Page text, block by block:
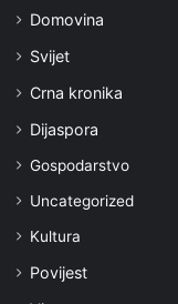
Domovina
Svijet
Crna kronika
Dijaspora
Gospodarstvo
Uncategorized
Kultura
Povijest